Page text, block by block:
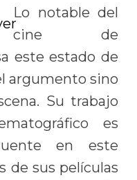
Lo notable del
cine de
este estado de
argumento sino
Su trabajo
es
en este
de sus películas